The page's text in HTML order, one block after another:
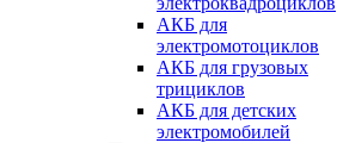
АКБ для
электромотоциклов
АКБ для грузовых
трициклов
АКБ для детских
электромобилей